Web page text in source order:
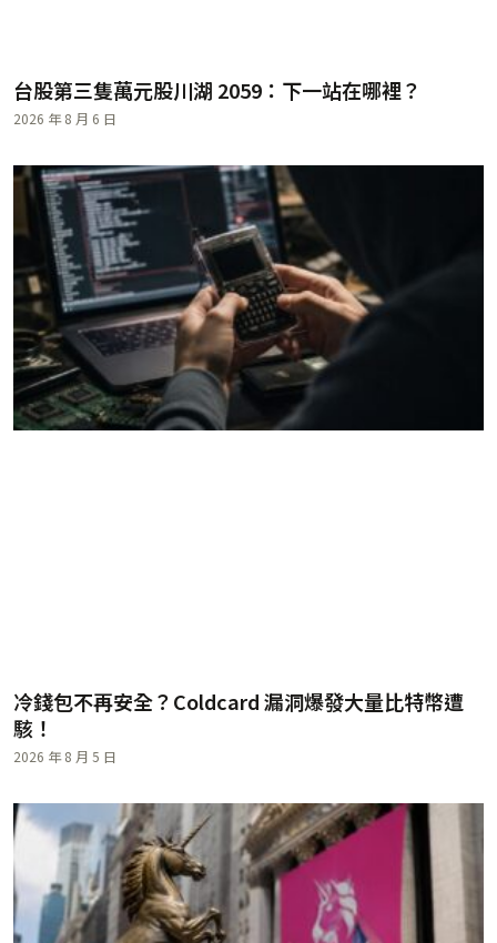
台股第三隻萬元股川湖 2059：下一站在哪裡？
2026 年 8 月 6 日
冷錢包不再安全？Coldcard 漏洞爆發大量比特幣遭
駭！
2026 年 8 月 5 日